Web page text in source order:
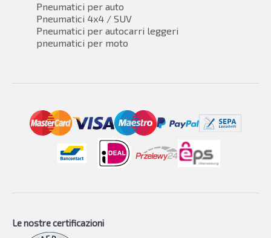
Pneumatici per auto
Pneumatici 4x4 / SUV
Pneumatici per autocarri leggeri
pneumatici per moto
Le nostre certificazioni